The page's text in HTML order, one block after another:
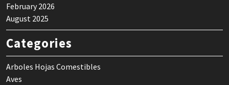
February 2026
August 2025
Categories
Arboles Hojas Comestibles
Aves